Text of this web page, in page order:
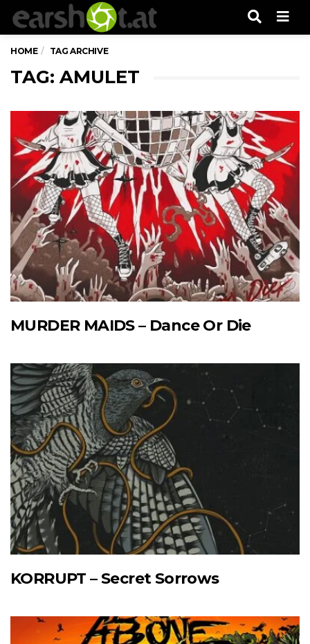
HOME TAG ARCHIVE
TAG: AMULET
MURDER MAIDS – Dance Or Die
KORRUPT – Secret Sorrows